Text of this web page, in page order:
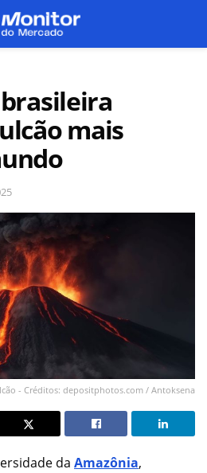
brasileira
mais
- Créditos: depositphotos.com / Antoksena
da Amazônia,